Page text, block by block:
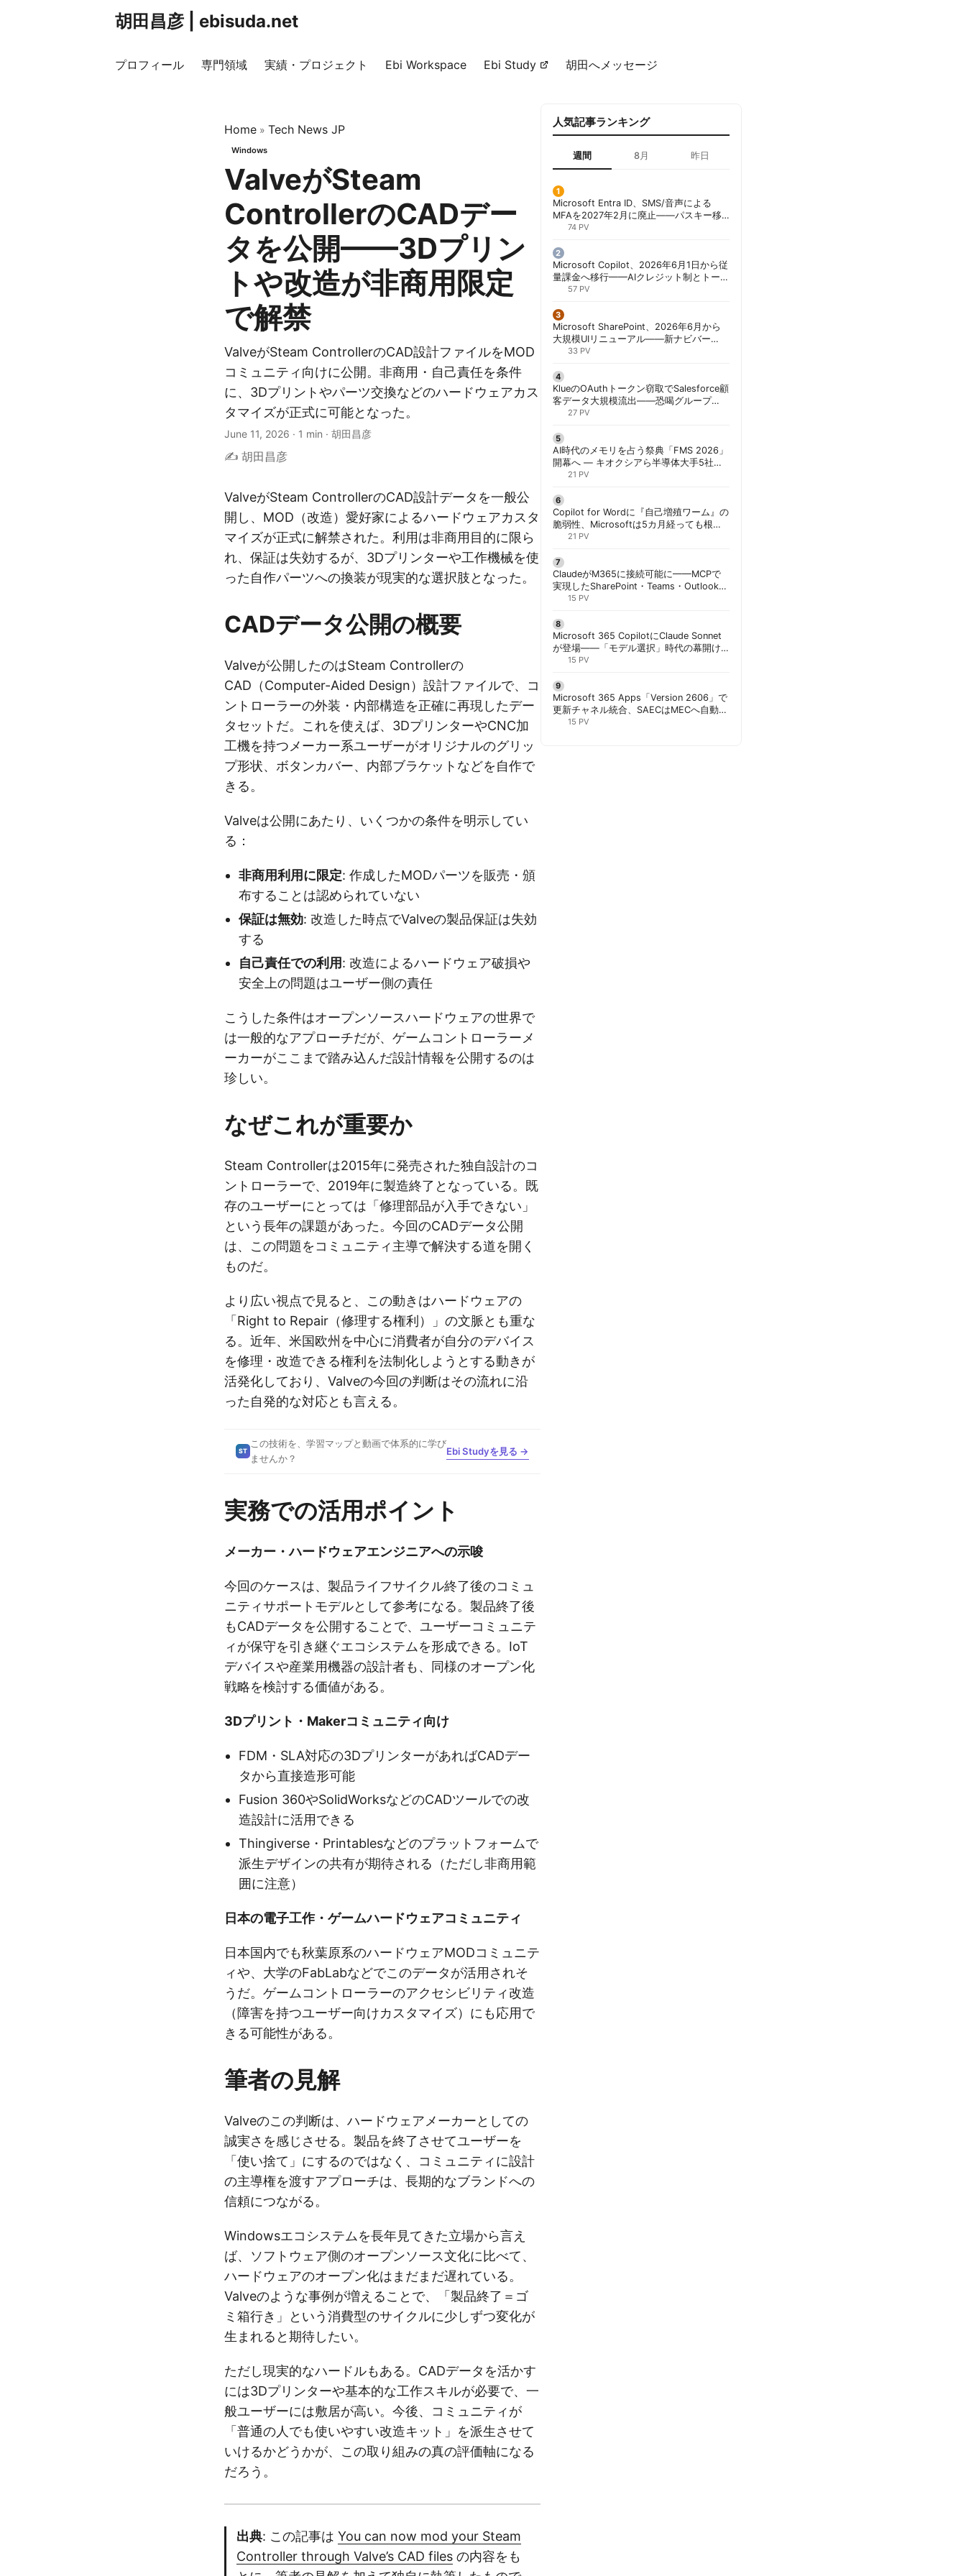
胡田昌彦 | ebisuda.net
プロフィール 専門領域 実績・プロジェクト Ebi Workspace Ebi Study 胡田へメッセージ
Home » Tech News JP
Windows
ValveがSteam
ControllerのCADデー
タを公開——3Dプリン
トや改造が非商用限定
で解禁
ValveがSteam ControllerのCAD設計ファイルをMOD
コミュニティ向けに公開。非商用・自己責任を条件
に、3Dプリントやパーツ交換などのハードウェアカス
タマイズが正式に可能となった。
June 11, 2026 · 1 min · 胡田昌彦
✍️ 胡田昌彦
ValveがSteam ControllerのCAD設計データを一般公
開し、MOD（改造）愛好家によるハードウェアカスタ
マイズが正式に解禁された。利用は非商用目的に限ら
れ、保証は失効するが、3Dプリンターや工作機械を使
った自作パーツへの換装が現実的な選択肢となった。
CADデータ公開の概要
Valveが公開したのはSteam Controllerの
CAD（Computer-Aided Design）設計ファイルで、コ
ントローラーの外装・内部構造を正確に再現したデー
タセットだ。これを使えば、3DプリンターやCNC加
工機を持つメーカー系ユーザーがオリジナルのグリッ
プ形状、ボタンカバー、内部ブラケットなどを自作で
きる。
Valveは公開にあたり、いくつかの条件を明示してい
る：
非商用利用に限定: 作成したMODパーツを販売・頒
布することは認められていない
保証は無効: 改造した時点でValveの製品保証は失効
する
自己責任での利用: 改造によるハードウェア破損や
安全上の問題はユーザー側の責任
こうした条件はオープンソースハードウェアの世界で
は一般的なアプローチだが、ゲームコントローラーメ
ーカーがここまで踏み込んだ設計情報を公開するのは
珍しい。
なぜこれが重要か
Steam Controllerは2015年に発売された独自設計のコ
ントローラーで、2019年に製造終了となっている。既
存のユーザーにとっては「修理部品が入手できない」
という長年の課題があった。今回のCADデータ公開
は、この問題をコミュニティ主導で解決する道を開く
ものだ。
より広い視点で見ると、この動きはハードウェアの
「Right to Repair（修理する権利）」の文脈とも重な
る。近年、米国欧州を中心に消費者が自分のデバイス
を修理・改造できる権利を法制化しようとする動きが
活発化しており、Valveの今回の判断はその流れに沿
った自発的な対応とも言える。
ST
この技術を、学習マップと動画で体系的に学び
ませんか？
Ebi Studyを見る →
実務での活用ポイント
メーカー・ハードウェアエンジニアへの示唆
今回のケースは、製品ライフサイクル終了後のコミュ
ニティサポートモデルとして参考になる。製品終了後
もCADデータを公開することで、ユーザーコミュニテ
ィが保守を引き継ぐエコシステムを形成できる。IoT
デバイスや産業用機器の設計者も、同様のオープン化
戦略を検討する価値がある。
3Dプリント・Makerコミュニティ向け
FDM・SLA対応の3DプリンターがあればCADデー
タから直接造形可能
Fusion 360やSolidWorksなどのCADツールでの改
造設計に活用できる
Thingiverse・Printablesなどのプラットフォームで
派生デザインの共有が期待される（ただし非商用範
囲に注意）
日本の電子工作・ゲームハードウェアコミュニティ
日本国内でも秋葉原系のハードウェアMODコミュニテ
ィや、大学のFabLabなどでこのデータが活用されそ
うだ。ゲームコントローラーのアクセシビリティ改造
（障害を持つユーザー向けカスタマイズ）にも応用で
きる可能性がある。
筆者の見解
Valveのこの判断は、ハードウェアメーカーとしての
誠実さを感じさせる。製品を終了させてユーザーを
「使い捨て」にするのではなく、コミュニティに設計
の主導権を渡すアプローチは、長期的なブランドへの
信頼につながる。
Windowsエコシステムを長年見てきた立場から言え
ば、ソフトウェア側のオープンソース文化に比べて、
ハードウェアのオープン化はまだまだ遅れている。
Valveのような事例が増えることで、「製品終了＝ゴ
ミ箱行き」という消費型のサイクルに少しずつ変化が
生まれると期待したい。
ただし現実的なハードルもある。CADデータを活かす
には3Dプリンターや基本的な工作スキルが必要で、一
般ユーザーには敷居が高い。今後、コミュニティが
「普通の人でも使いやすい改造キット」を派生させて
いけるかどうかが、この取り組みの真の評価軸になる
だろう。
出典: この記事は You can now mod your Steam
Controller through Valve’s CAD files の内容をも
人気記事ランキング
週間 8月 昨日
Microsoft Entra ID、SMS/音声による
MFAを2027年2月に廃止——パスキー移
行が既定に | 胡田昌彦
74 PV
Microsoft Copilot、2026年6月1日から従
量課金へ移行——AIクレジット制とトーク
ンコストで「メーターショック」を回避
57 PV
Microsoft SharePoint、2026年6月から
大規模UIリニューアル——新ナビバー
「Discover/Publish/Build」とAI機能を段
33 PV
KlueのOAuthトークン窃取でSalesforce顧
客データ大規模流出——恐喝グループ
「Icarus」が犯行声明 | 胡田昌彦
27 PV
AI時代のメモリを占う祭典「FMS 2026」
開幕へ ― キオクシアら半導体大手5社が
基調講演に集結 | 胡田昌彦
21 PV
Copilot for Wordに『自己増殖ワーム』の
脆弱性、Microsoftは5カ月経っても根本
対策できず | 胡田昌彦
21 PV
ClaudeがM365に接続可能に——MCPで
実現したSharePoint・Teams・Outlook連
携、セキュリティと実務への影響を読み
15 PV
Microsoft 365 CopilotにClaude Sonnet
が登場——「モデル選択」時代の幕開け
と管理者が知るべき注意点 | 胡田昌彦
15 PV
Microsoft 365 Apps「Version 2606」で
更新チャネル統合、SAECはMECへ自動移
行 | 胡田昌彦
15 PV